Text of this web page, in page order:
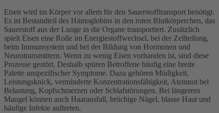
Eisen wird im Körper vor allem für den Sauerstofftransport benötigt.
Es ist Bestandteil des Hämoglobins in den roten Blutkörperchen, das
Sauerstoff aus der Lunge in die Organe transportiert. Zusätzlich
spielt Eisen eine Rolle im Energiestoffwechsel, bei der Zellteilung,
beim Immunsystem und bei der Bildung von Hormonen und
Neurotransmittern. Wenn zu wenig Eisen vorhanden ist, sind diese
Prozesse gestört. Deshalb spüren Betroffene häufig eine breite
Palette unspezifischer Symptome. Dazu gehören Müdigkeit,
Leistungsknick, verminderte Konzentrationsfähigkeit, Atemnot bei
Belastung, Kopfschmerzen oder Schlafstörungen. Bei längerem
Mangel können auch Haarausfall, brüchige Nägel, blasse Haut und
häufige Infekte auftreten.